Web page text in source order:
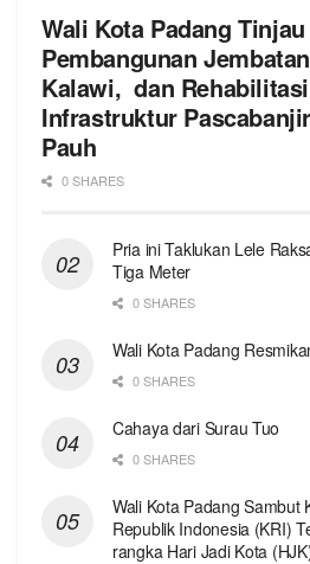
Wali Kota Padang Tinjau
Pembangunan Jembatan
Kalawi, dan Rehabilitasi
Infrastruktur
Pauh
0 SHARES
Pria ini Taklukan Lele
Tiga Meter
0 SHARES
Wali Kota Padang
0 SHARES
Cahaya dari Surau Tuo
0 SHARES
Wali Kota Padang Sambut
Republik Indonesia (KRI)
rangka Hari Jadi Kota